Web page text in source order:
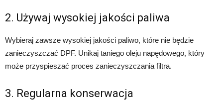
2. Używaj wysokiej jakości paliwa
Wybieraj zawsze wysokiej jakości paliwo, które nie będzie
zanieczyszczać DPF. Unikaj taniego oleju napędowego, który
może przyspieszać proces zanieczyszczania filtra.
3. Regularna konserwacja